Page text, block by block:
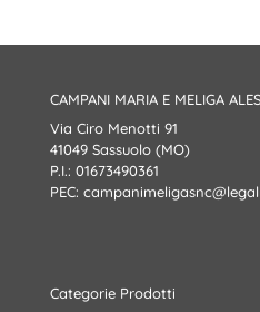
CAMPANI MARIA E MELIGA
Via Ciro Menotti 91
41049 Sassuolo (MO)
P.I.: 01673490361
PEC:
Categorie Prodotti